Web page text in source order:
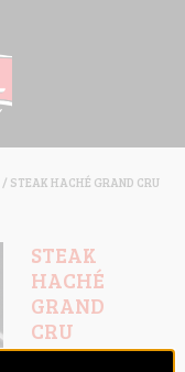
/ STEAK HACHÉ GRAND CRU
STEAK
HACHÉ
GRAND
CRU
15%MG